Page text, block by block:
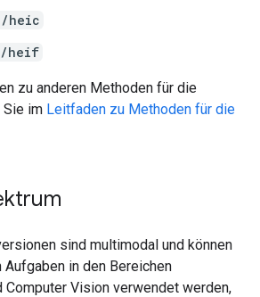
heic
heif
zu anderen Methoden für die
Sie im Leitfaden zu Methoden für die
sind multimodal und können
in den Bereichen
Computer Vision verwendet werden,